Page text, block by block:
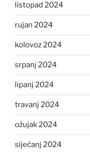
listopad 2024
rujan 2024
kolovoz 2024
srpanj 2024
lipanj 2024
travanj 2024
ožujak 2024
siječanj 2024